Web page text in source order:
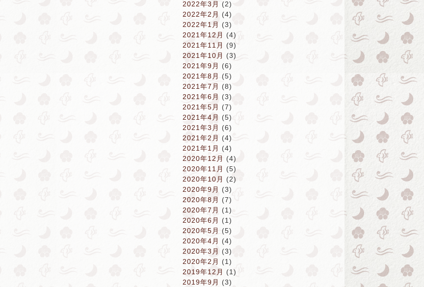
2022年3月
(2)
2022年2月 (4)
2022年1月 (3)
2021年12月 (4)
2021年11月 (9)
2021年10月
(3)
2021年9月
(6)
2021年8月
(5)
2021年7月 (8)
2021年6月
(3)
2021年5月 (7)
2021年4月 (5)
2021年3月
(6)
2021年2月
(4)
2021年1月
(4)
2020年12月 (4)
2020年11月 (5)
2020年10月
(2)
2020年9月
(3)
2020年8月
(7)
2020年7月
(1)
2020年6月
(1)
2020年5月 (5)
2020年4月
(4)
2020年3月
(3)
2020年2月
(1)
2019年12月
(1)
2019年9月
(3)